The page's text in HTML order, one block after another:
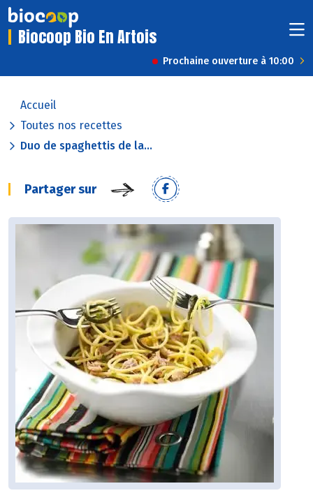
Biocoop Bio En Artois
Prochaine ouverture à 10:00
Accueil
Toutes nos recettes
Duo de spaghettis de la...
Partager sur